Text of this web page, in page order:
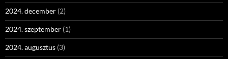
2024. december (2)
2024. szeptember (1)
2024. augusztus (3)